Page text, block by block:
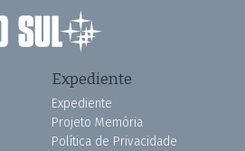
Expediente
Expediente
Projeto Memória
Política de Privacidade